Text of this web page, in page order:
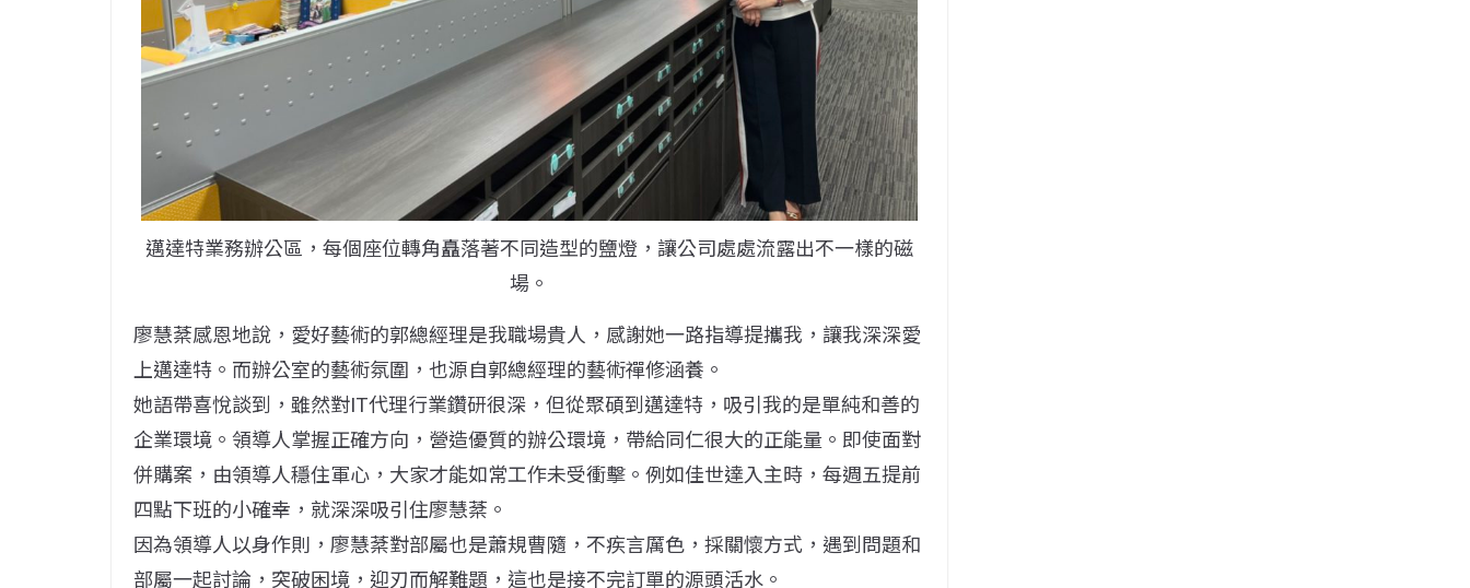
邁達特業務辦公區，每個座位轉角矗落著不同造型的鹽燈，讓公司處處流露出不一樣的磁
場。
廖慧棻感恩地說，愛好藝術的郭總經理是我職場貴人，感謝她一路指導提攜我，讓我深深愛
上邁達特。而辦公室的藝術氛圍，也源自郭總經理的藝術禪修涵養。
她語帶喜悅談到，雖然對IT代理行業鑽研很深，但從聚碩到邁達特，吸引我的是單純和善的
企業環境。領導人掌握正確方向，營造優質的辦公環境，帶給同仁很大的正能量。即使面對
併購案，由領導人穩住軍心，大家才能如常工作未受衝擊。例如佳世達入主時，每週五提前
四點下班的小確幸，就深深吸引住廖慧棻。
因為領導人以身作則，廖慧棻對部屬也是蕭規曹隨，不疾言厲色，採關懷方式，遇到問題和
部屬一起討論，突破困境，迎刃而解難題，這也是接不完訂單的源頭活水。